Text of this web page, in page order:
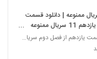
ممنوعه | دانلود قسمت
اول 1 تا یازدهم 11 سریال ممنوعه
-
دانلود قسمت یازدهم از فصل دوم سریال ممنوعه